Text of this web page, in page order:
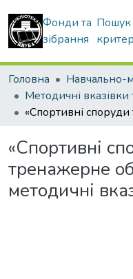
Фонди та
зібрання
Пошук
Головна
«Спортивні
тренажерне
методичні